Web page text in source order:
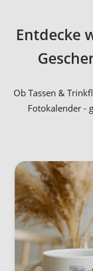
Entdecke
Ob Tassen &
Fotokalender -